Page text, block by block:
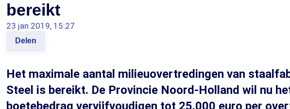
bereikt
23 jan 2019, 15:27
Delen
Het maximale aantal milieuovertredingen van
Steel is bereikt. De Provincie Noord-Holland wil nu
boetebedrag vervijfvoudigen tot 25.000 euro per